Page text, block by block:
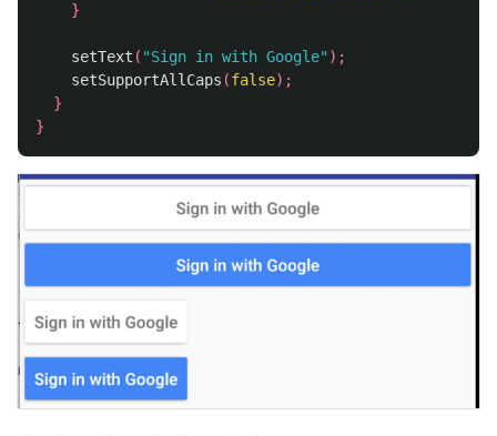
}
setText ( "Sign in with Google" );
setSupportAllCaps (false);
}
}